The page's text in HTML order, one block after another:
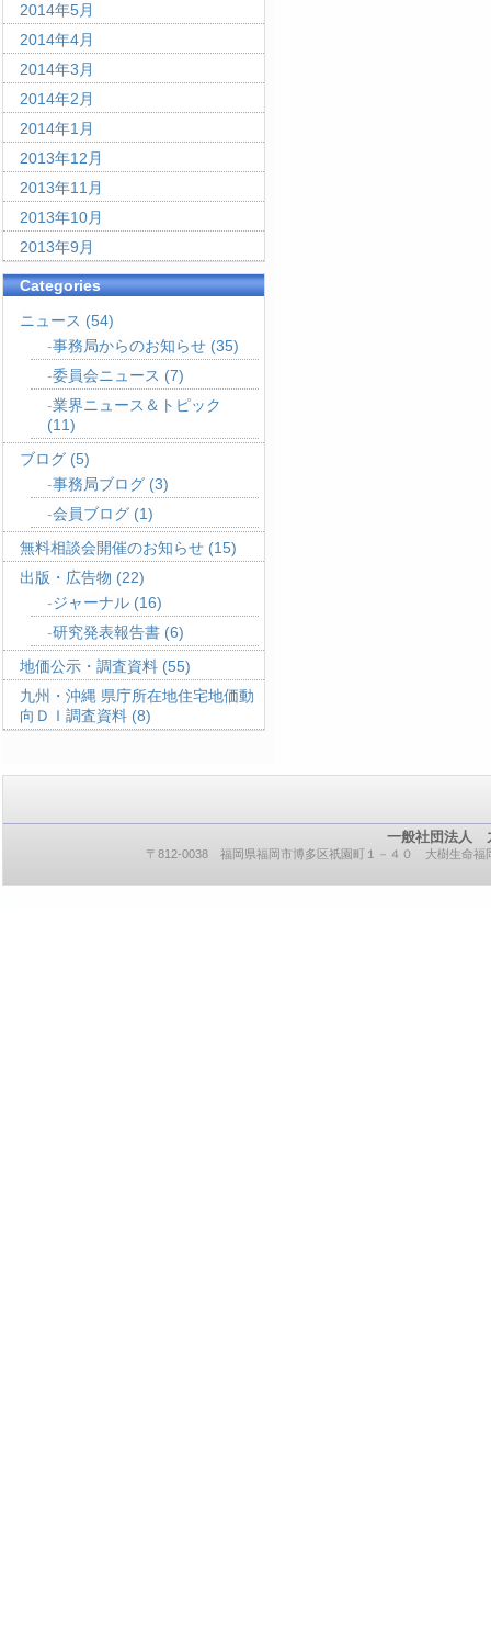
2014年5月
2014年4月
2014年3月
2014年2月
2014年1月
2013年12月
2013年11月
2013年10月
2013年9月
Categories
ニュース (54)
事務局からのお知らせ (35)
委員会ニュース (7)
業界ニュース＆トピック
(11)
ブログ (5)
事務局ブログ (3)
会員ブログ (1)
無料相談会開催のお知らせ (15)
出版・広告物 (22)
ジャーナル (16)
研究発表報告書 (6)
地価公示・調査資料 (55)
九州・沖縄 県庁所在地住宅地価動
向ＤＩ調査資料 (8)
一般社団法人
〒812-0038 福岡県福岡市博多区祇園町１－４０ 大樹生命